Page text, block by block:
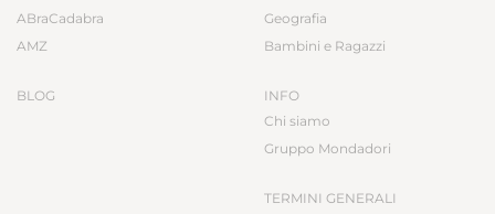
ABraCadabra
AMZ
BLOG
Geografia
Bambini e Ragazzi
INFO
Chi siamo
Gruppo Mondadori
TERMINI GENERALI